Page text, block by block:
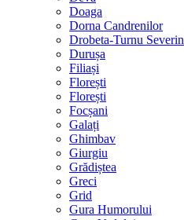
Doaga
Dorna Candrenilor
Drobeta-Turnu Severin
Durușa
Filiași
Florești
Florești
Focșani
Galați
Ghimbav
Giurgiu
Grădiștea
Greci
Grid
Gura Humorului